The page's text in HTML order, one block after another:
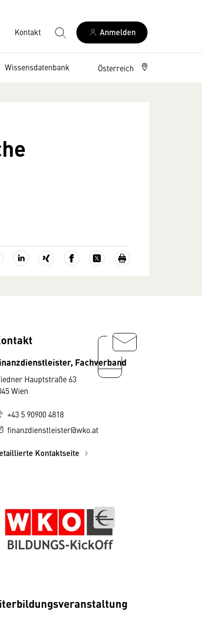
Kontakt Anmelden
Wissensdatenbank Österreich
Fachverband
Hauptstraße 63
Wien
+43 5 90900 4818
finanzdienstleister@wko.at
Kontaktseite